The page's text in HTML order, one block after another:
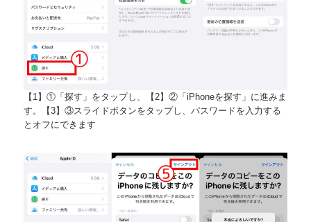
【1】①「探す」をタップし、【2】②「iPhoneを探す」に進みま
す。【3】③スライドボタンをタップし、パスワードを入力する
とオフにできます